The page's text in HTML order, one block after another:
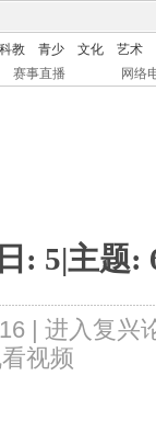
科教 青少 文化
艺术
赛事直播 网络
: 5|主题:
| 进入复兴
视频